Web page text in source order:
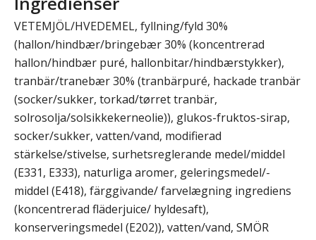
VETEMJÖL/HVEDEMEL, fyllning/fyld 30%
(hallon/hindbær/bringebær 30% (koncentrerad
hallon/hindbær puré, hallonbitar/hindbærstykker),
tranbär/tranebær 30% (tranbärpuré, hackade tranbär
(socker/sukker, torkad/tørret tranbär,
solrosolja/solsikkekerneolie)), glukos-fruktos-sirap,
socker/sukker, vatten/vand, modifierad
stärkelse/stivelse, surhetsreglerande medel/middel
(E331, E333), naturliga aromer, geleringsmedel/-
middel (E418), färggivande/ farvelægning ingrediens
(koncentrerad fläderjuice/ hyldesaft),
konserveringsmedel (E202)), vatten/vand, SMÖR